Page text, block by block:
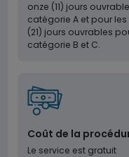
onze (11) jours
catégorie A et pour
(21) jours ouvrables
catégorie B et C.
Coût de la
Le service est gratuit